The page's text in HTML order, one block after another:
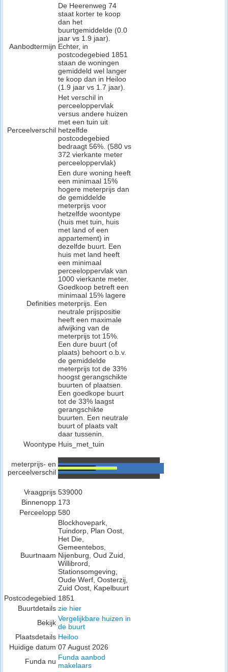
Aanbodtermijn
De Heerenweg 74
staat korter te koop
dan het
buurtgemiddelde (0.0
jaar vs 1.9 jaar).
Echter, in
postcodegebied 1851
staan de woningen
gemiddeld wel langer
te koop dan in Heiloo
(1.9 jaar vs 1.7 jaar).
Perceelverschil
Het verschil in
perceeloppervlak
versus andere huizen
met een tuin uit
hetzelfde
postcodegebied
bedraagt 56%. (580 vs
372 vierkante meter
perceeloppervlak)
Definities
Een dure woning heeft
een minimaal 15%
hogere meterprijs dan
de gemiddelde
meterprijs voor
hetzelfde woontype
(huis met tuin, huis
met land of een
appartement) in
dezelfde buurt. Een
huis met land heeft
een minimaal
perceeloppervlak van
1000 vierkante meter.
Goedkoop betreft een
minimaal 15% lagere
meterprijs. Een
neutrale prijspositie
heeft een maximale
afwijking van de
meterprijs tot 15%.
Een dure buurt (of
plaats) behoort o.b.v.
de gemiddelde
meterprijs tot de 33%
hoogst gerangschikte
buurten of plaatsen.
Een goedkope buurt
tot de 33% laagst
gerangschikte
buurten. Een neutrale
buurt of plaats valt
daar tussenin.
Woontype Huis_met_tuin
meterprijs- en
perceelverschil
Vraagprijs 539000
Binnenopp 173
Perceelopp 580
Buurtnaam
Blockhovepark,
Tuindorp, Plan Oost,
Het Die,
Gemeentebos,
Nijenburg, Oud Zuid,
Willibrord,
Stationsomgeving,
Oude Werf, Oosterzij,
Zuid Oost, Kapelbuurt
Postcodegebied 1851
Buurtdetails zie hier
Bekijk Vergelijkbare huizen in
de buurt
Plaatsdetails Heiloo
Huidige datum 07 August 2026
Funda nu Funda aanbod
makelaars